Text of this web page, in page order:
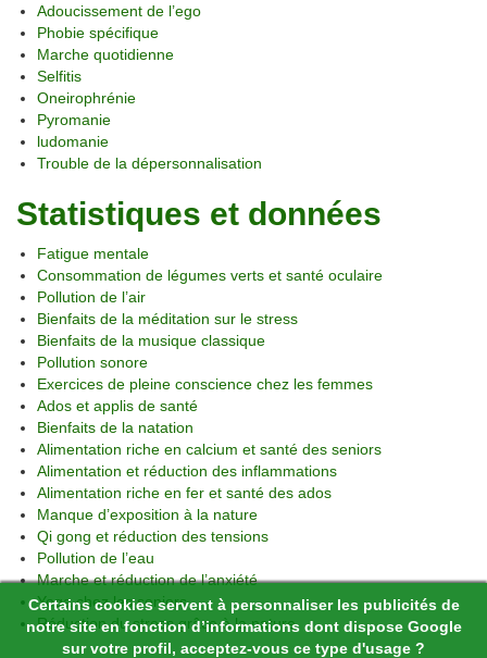
Certains cookies servent à personnaliser les publicités de
notre site en fonction d’informations dont dispose Google
sur votre profil, acceptez-vous ce type d'usage ?
Adoucissement de l’ego
Phobie spécifique
Marche quotidienne
Selfitis
Oneirophrénie
Pyromanie
ludomanie
Trouble de la dépersonnalisation
Statistiques et données
Fatigue mentale
Consommation de légumes verts et santé oculaire
Pollution de l’air
Bienfaits de la méditation sur le stress
Bienfaits de la musique classique
Pollution sonore
Exercices de pleine conscience chez les femmes
Ados et applis de santé
Bienfaits de la natation
Alimentation riche en calcium et santé des seniors
Alimentation et réduction des inflammations
Alimentation riche en fer et santé des ados
Manque d’exposition à la nature
Qi gong et réduction des tensions
Pollution de l’eau
Marche et réduction de l’anxiété
Yoga chez les seniors
Réduction du stress grâce à la nature